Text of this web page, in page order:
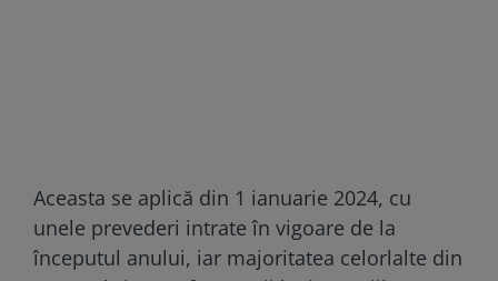
Aceasta se aplică din 1 ianuarie 2024, cu
unele prevederi intrate în vigoare de la
începutul anului, iar majoritatea celorlalte din